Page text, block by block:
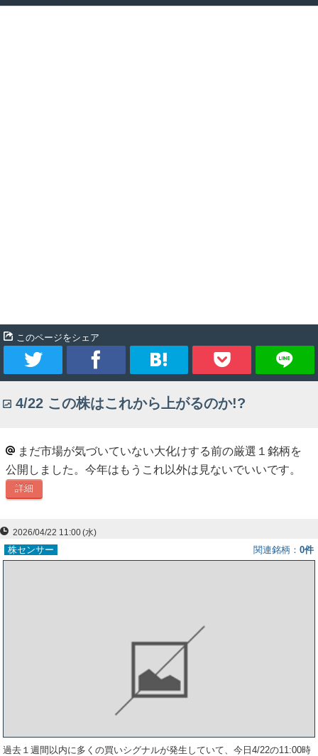
このページをシェア
イ
ー
ト
ェ
ア
ッ
ク
マ
4/22 この株はこれから上がるのか!?
まだ市場が気づいていない大化けする前の厳選１銘柄を
公開しました。今年はもうこれ以外は見ないでいいです。
詳細
2026/04/22 11:00(水)
株センサー 関連銘柄 0件
過去１週間以内に多くの買いシグナルが発生していて、今日4/22の11:00時